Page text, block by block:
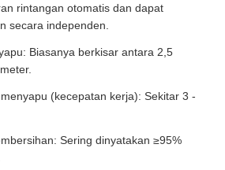
rintangan otomatis dan dapat
secara independen.
Biasanya berkisar antara 2,5
(kecepatan kerja): Sekitar 3 -
Sering dinyatakan ≥95%